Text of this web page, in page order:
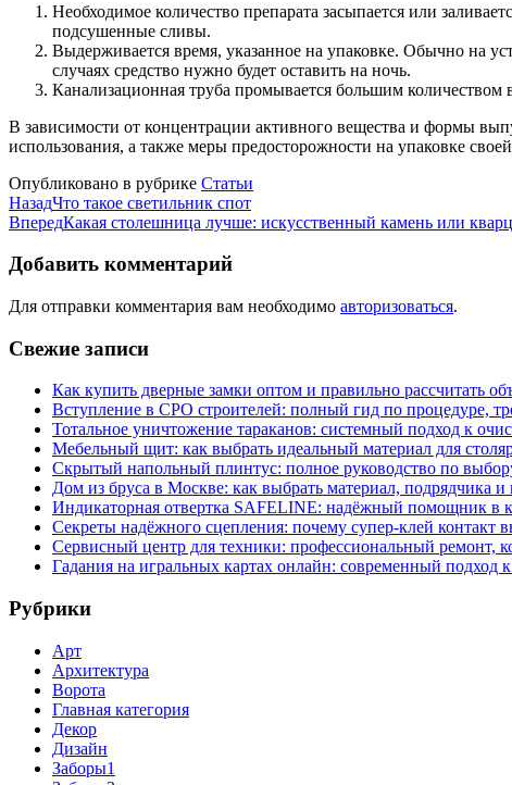
Необходимое количество препарата засыпается или
подсушенные сливы.
Выдерживается время, указанное на упаковке. Обычно на
случаях средство нужно будет оставить на ночь.
Канализационная труба промывается большим количеством
В зависимости от концентрации активного вещества и формы
использования, а также меры предосторожности на упаковке
Опубликовано в рубрике Статьи
НазадЧто такое светильник спот
ВпередКакая столешница лучше: искусственный камень или кварц
Добавить комментарий
Для отправки комментария вам необходимо авторизоваться.
Свежие записи
Как купить дверные замки оптом и правильно рассчитать
Вступление в СРО строителей: полный гид по процедуре,
Тотальное уничтожение тараканов: системный подход к
Мебельный щит: как выбрать идеальный материал для
Скрытый напольный плинтус: полное руководство по
Дом из бруса в Москве: как выбрать материал, подрядчика
Индикаторная отвертка SAFELINE: надёжный помощник в
Секреты надёжного сцепления: почему супер‑клей контакт
Сервисный центр для техники: профессиональный ремонт,
Гадания на игральных картах онлайн: современный подход
Рубрики
Арт
Архитектура
Ворота
Главная категория
Декор
Дизайн
Заборы1